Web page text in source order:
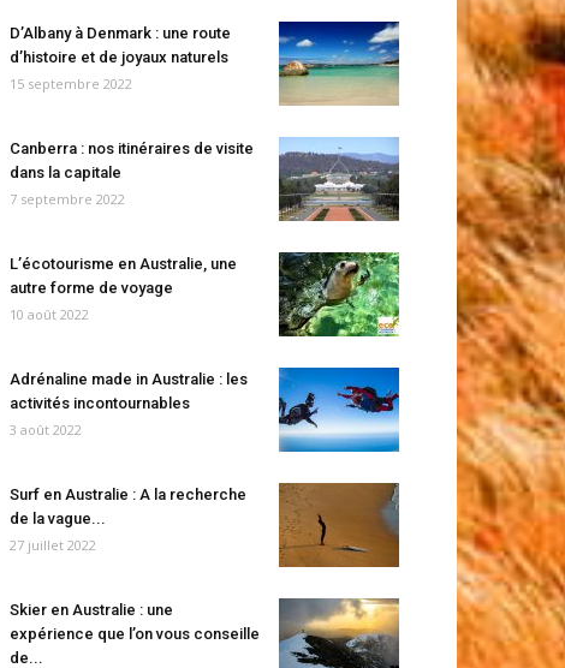
D’Albany à Denmark : une route
d’histoire et de joyaux naturels
15 septembre 2022
Canberra : nos itinéraires de visite
dans la capitale
7 septembre 2022
L’écotourisme en Australie, une
autre forme de voyage
10 août 2022
Adrénaline made in Australie : les
activités incontournables
3 août 2022
Surf en Australie : A la recherche
de la vague...
27 juillet 2022
Skier en Australie : une
expérience que l’on vous conseille
de...